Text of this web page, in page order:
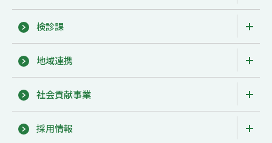
検診課
地域連携
社会貢献事業
採用情報